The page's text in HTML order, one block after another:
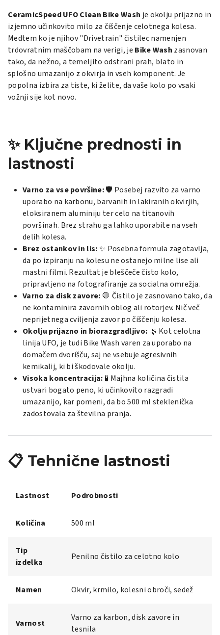
CeramicSpeed UFO Clean Bike Wash je okolju prijazno in
izjemno učinkovito milo za čiščenje celotnega kolesa.
Medtem ko je njihov "Drivetrain" čistilec namenjen
trdovratnim maščobam na verigi, je Bike Wash zasnovan
tako, da nežno, a temeljito odstrani prah, blato in
splošno umazanijo z okvirja in vseh komponent. Je
popolna izbira za tiste, ki želite, da vaše kolo po vsaki
vožnji sije kot novo.
✨ Ključne prednosti in
lastnosti
Varno za vse površine:🛡️ Posebej razvito za varno
uporabo na karbonu, barvanih in lakiranih okvirjih,
eloksiranem aluminiju ter celo na titanovih
površinah. Brez strahu ga lahko uporabite na vseh
delih kolesa.
Brez ostankov in lis:✨ Posebna formula zagotavlja,
da po izpiranju na kolesu ne ostanejo milne lise ali
mastni filmi. Rezultat je bleščeče čisto kolo,
pripravljeno na fotografiranje za socialna omrežja.
Varno za disk zavore: 🛑 Čistilo je zasnovano tako, da
ne kontaminira zavornih oblog ali rotorjev. Nič več
neprijetnega cviljenja zavor po čiščenju kolesa.
Okolju prijazno in biorazgradljivo: 🌿 Kot celotna
linija UFO, je tudi Bike Wash varen za uporabo na
domačem dvorišču, saj ne vsebuje agresivnih
kemikalij, ki bi škodovale okolju.
Visoka koncentracija: 🧪 Majhna količina čistila
ustvari bogato peno, ki učinkovito razgradi
umazanijo, kar pomeni, da bo 500 ml steklenička
zadostovala za številna pranja.
📋 Tehnične lastnosti
Lastnost Podrobnosti
Količina 500 ml
Tip
izdelka
Penilno čistilo za celotno kolo
Namen Okvir, krmilo, kolesni obroči, sedež
Varnost
Varno za karbon, disk zavore in
tesnila